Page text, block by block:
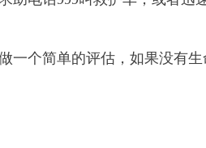
一个简单的评估，如果没有生